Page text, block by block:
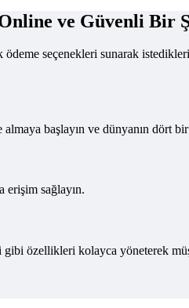
ve Güvenli Bir
ödeme seçenekleri sunarak
başlayın ve dünyanın dört bir
erişim sağlayın.
gibi özellikleri kolayca yöneterek